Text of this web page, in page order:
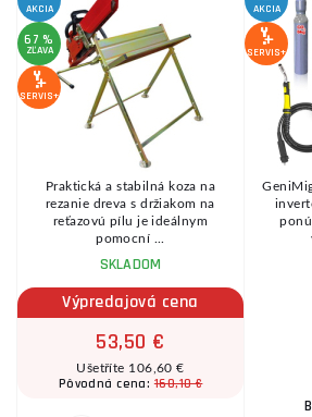
AKCIA
67 %
ZĽAVA
SERVIS+
Praktická a stabilná koza na
rezanie dreva s držiakom na
reťazovú pílu je ideálnym
pomocní ...
SKLADOM
Výpredajová cena
53,50 €
Ušetříte 106,60 €
Pôvodná cena:160,10 €
AKCIA
SERVIS+